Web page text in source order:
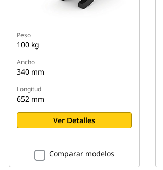
Peso
100 kg
Ancho
340 mm
Longitud
652 mm
Ver Detalles
Comparar modelos